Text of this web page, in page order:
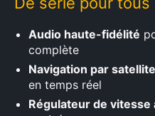
Audio haute-fidélité
complète
Navigation par satellite
en temps réel
Régulateur de vitesse